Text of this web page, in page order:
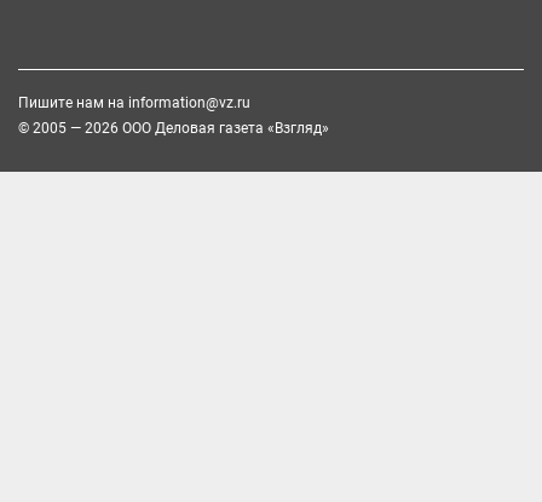
Пишите нам на information@vz.ru
© 2005 — 2026 ООО Деловая газета «Взгляд»